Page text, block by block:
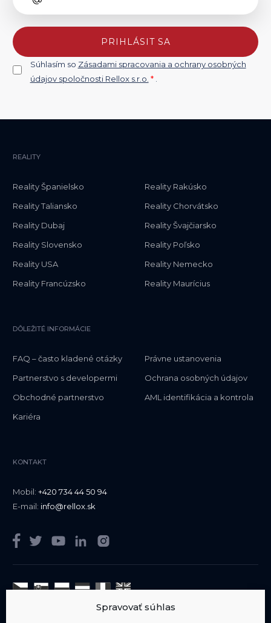
Spravovať súhlas
PRIHLÁSIT SA
Súhlasím so Zásadami spracovania a ochrany osobných
údajov spoločnosti Rellox s.r.o. * .
REALITY
Reality Španielsko
Reality Taliansko
Reality Dubaj
Reality Slovensko
Reality USA
Reality Francúzsko
Reality Rakúsko
Reality Chorvátsko
Reality Švajčiarsko
Reality Poľsko
Reality Nemecko
Reality Maurícius
DÔLEŽITÉ INFORMÁCIE
FAQ – často kladené otázky
Partnerstvo s developermi
Obchodné partnerstvo
Kariéra
Právne ustanovenia
Ochrana osobných údajov
AML identifikácia a kontrola
KONTAKT
Mobil: +420 734 44 50 94
E-mail: info@rellox.sk